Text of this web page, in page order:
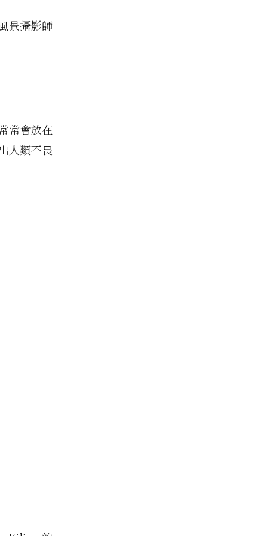
景攝影師
常會放在
人類不畏